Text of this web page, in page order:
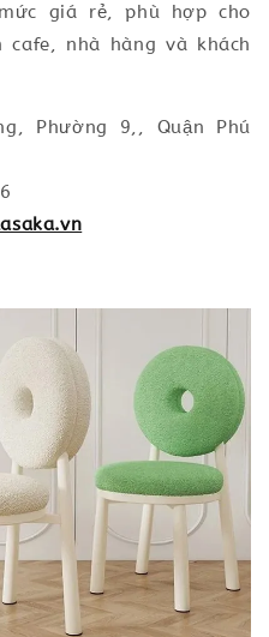
giá rẻ, phù hợp cho
cafe, nhà hàng và khách
Phường 9,, Quận Phú